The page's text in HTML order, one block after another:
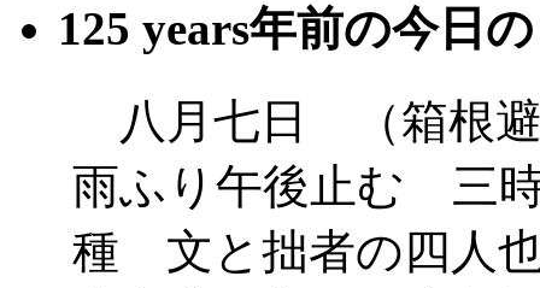
125 years年前の今日
八月七日 （箱根
雨ふり午後止む 三
種 文と拙者の四人